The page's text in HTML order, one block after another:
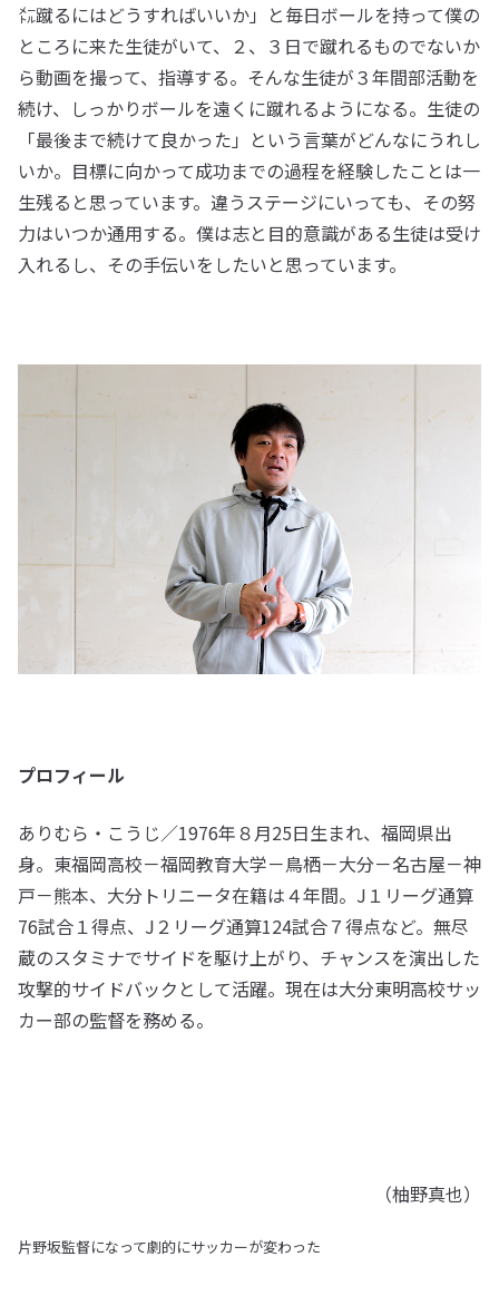
㍍蹴るにはどうすればいいか」と毎日ボールを持って僕の
ところに来た生徒がいて、２、３日で蹴れるものでないか
ら動画を撮って、指導する。そんな生徒が３年間部活動を
続け、しっかりボールを遠くに蹴れるようになる。生徒の
「最後まで続けて良かった」という言葉がどんなにうれし
いか。目標に向かって成功までの過程を経験したことは一
生残ると思っています。違うステージにいっても、その努
力はいつか通用する。僕は志と目的意識がある生徒は受け
入れるし、その手伝いをしたいと思っています。
プロフィール
ありむら・こうじ／1976年８月25日生まれ、福岡県出
身。東福岡高校－福岡教育大学－鳥栖－大分－名古屋－神
戸－熊本、大分トリニータ在籍は４年間。J１リーグ通算
76試合１得点、J２リーグ通算124試合７得点など。無尽
蔵のスタミナでサイドを駆け上がり、チャンスを演出した
攻撃的サイドバックとして活躍。現在は大分東明高校サッ
カー部の監督を務める。
（柚野真也）
片野坂監督になって劇的にサッカーが変わった